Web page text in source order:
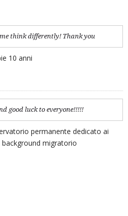
think differently! Thank you
10 anni
good luck to everyone!!!!!
permanente dedicato ai
migratorio